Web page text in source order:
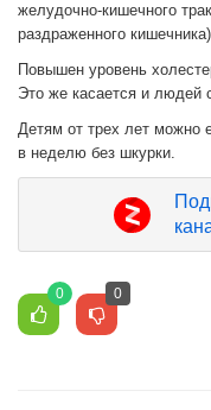
желудочно-кишечного
раздраженного
Повышен уровень
Это же касается и людей
Детям от трех лет можно
в неделю без шкурки.
0 0